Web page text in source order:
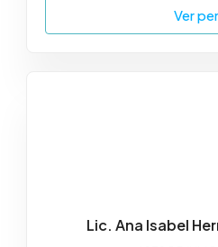
Ver
Lic. Ana Isabel